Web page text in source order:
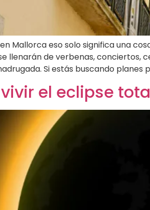
Mallorca eso solo significa una
llenarán de verbenas, conciertos,
Si estás buscando planes
el eclipse